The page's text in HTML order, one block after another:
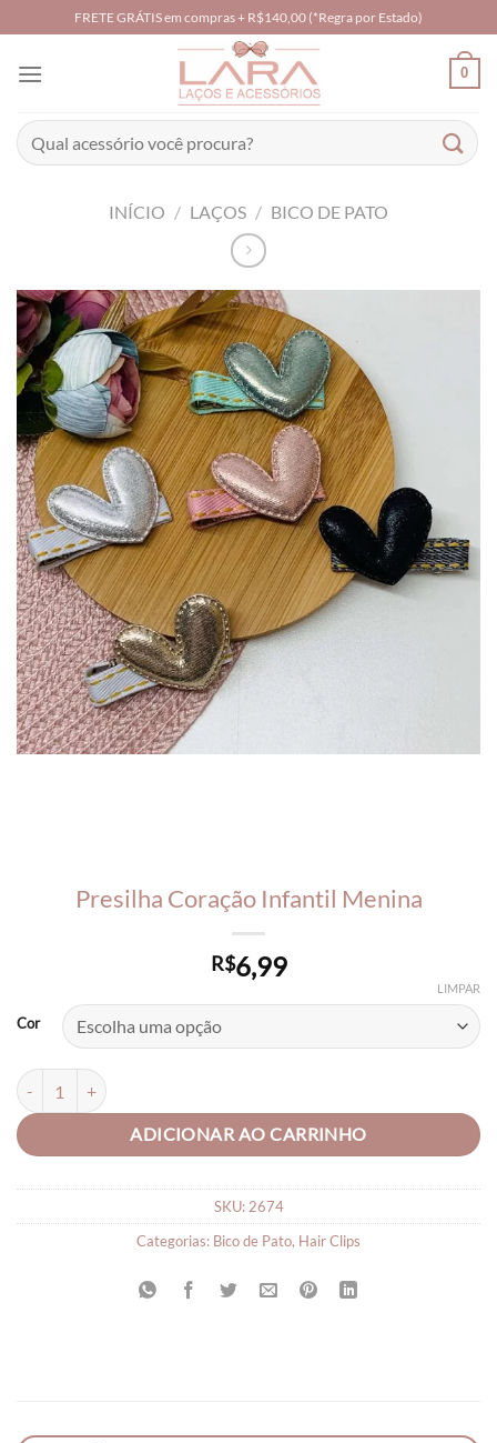
to
content
FRETE GRÁTIS em compras + R$140,00 (*Regra por Estado)
0
Pesquisar
por:
INÍCIO / LAÇOS / BICO DE PATO
Presilha Coração Infantil Menina
R$6,99
Cor
LIMPAR
Presilha Coração Infantil Menina quantidade
ADICIONAR AO CARRINHO
SKU: 2674
Categorias: Bico de Pato, Hair Clips